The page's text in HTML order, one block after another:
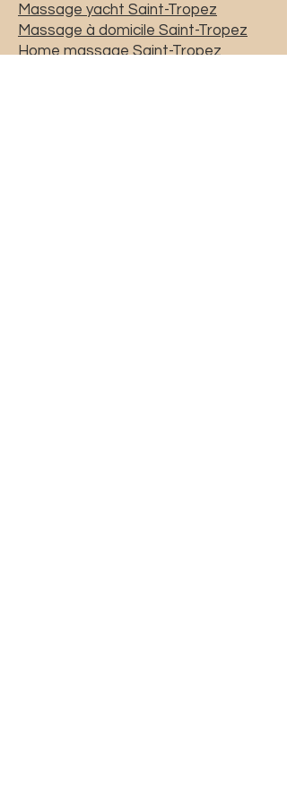
Massage yacht Saint-Tropez
Massage à domicile Saint-Tropez
Home massage Saint-Tropez